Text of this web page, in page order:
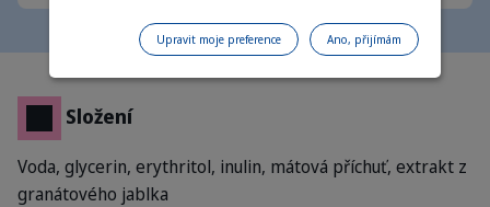
Složení
Voda, glycerin, erythritol, inulin, mátová příchuť, extrakt z
granátového jablka
Ano, přijímám
Upravit moje preference